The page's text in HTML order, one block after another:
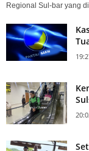
Regional Sul-bar yang